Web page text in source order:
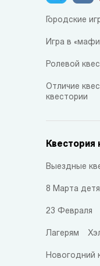
Городские
Игра в
Ролевой
Отличие
квестории
Квестория
Выездные
8 Марта
23 Февраля
Лагерям
Новогодний